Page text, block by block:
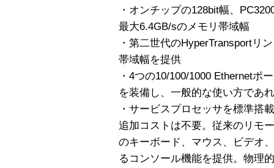
・オンチップの128bit幅、
最大6.4GB/sのメモリ帯域幅
・第二世代のHyperTransport
帯域幅を提供
・4つの10/100/1000 Ethernet
を装備し、一般的な使い方であ
・サービスプロセッサを標準搭
追加コストは不要。従来のリモ
のキーボード、マウス、ビデオ
るコンソール機能を提供。物理